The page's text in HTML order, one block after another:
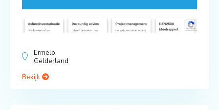
Ermelo,
Gelderland
Bekijk